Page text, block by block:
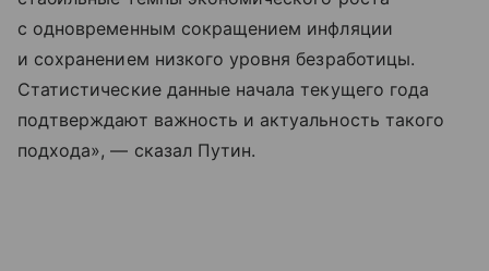
с одновременным сокращением инфляции
и сохранением низкого уровня безработицы.
Статистические данные начала текущего года
подтверждают важность и актуальность такого
подхода», — сказал Путин.